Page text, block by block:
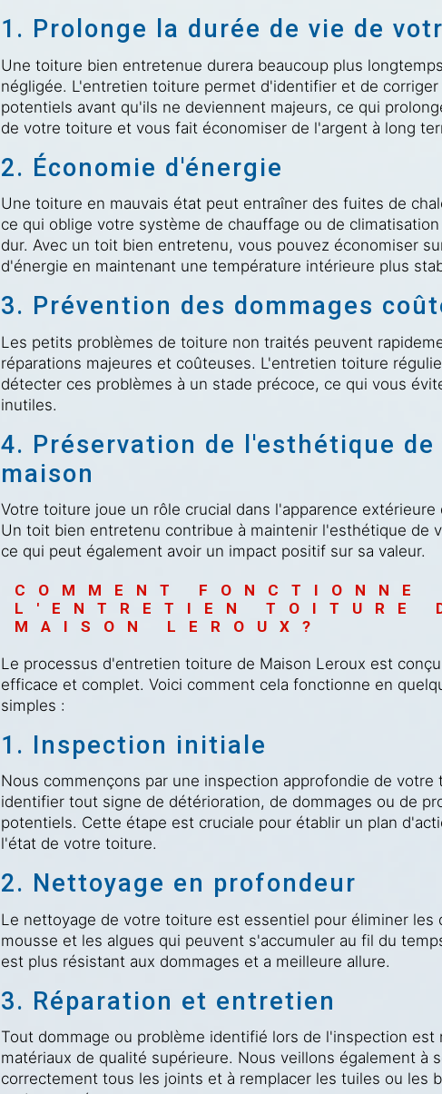
1. Prolonge la durée de vie de
Une toiture bien entretenue durera beaucoup plus
négligée. L'entretien toiture permet d'identifier et de corriger
potentiels avant qu'ils ne deviennent majeurs, ce qui
de votre toiture et vous fait économiser de l'argent à long
2. Économie d'énergie
Une toiture en mauvais état peut entraîner des fuites de
ce qui oblige votre système de chauffage ou de
dur. Avec un toit bien entretenu, vous pouvez économiser
d'énergie en maintenant une température intérieure plus
3. Prévention des dommages
Les petits problèmes de toiture non traités peuvent
réparations majeures et coûteuses. L'entretien toiture
détecter ces problèmes à un stade précoce, ce qui vous
inutiles.
4. Préservation de l'esthétique de
maison
Votre toiture joue un rôle crucial dans l'apparence extérieure
Un toit bien entretenu contribue à maintenir l'esthétique de
ce qui peut également avoir un impact positif sur sa valeur.
COMMENT FONCTIONNE
L'ENTRETIEN TOITURE
MAISON LEROUX?
Le processus d'entretien toiture de Maison Leroux est
efficace et complet. Voici comment cela fonctionne en
simples :
1. Inspection initiale
Nous commençons par une inspection approfondie de votre
identifier tout signe de détérioration, de dommages ou de
potentiels. Cette étape est cruciale pour établir un plan
l'état de votre toiture.
2. Nettoyage en profondeur
Le nettoyage de votre toiture est essentiel pour éliminer les
mousse et les algues qui peuvent s'accumuler au fil du
est plus résistant aux dommages et a meilleure allure.
3. Réparation et entretien
Tout dommage ou problème identifié lors de l'inspection est
matériaux de qualité supérieure. Nous veillons également à
correctement tous les joints et à remplacer les tuiles ou les